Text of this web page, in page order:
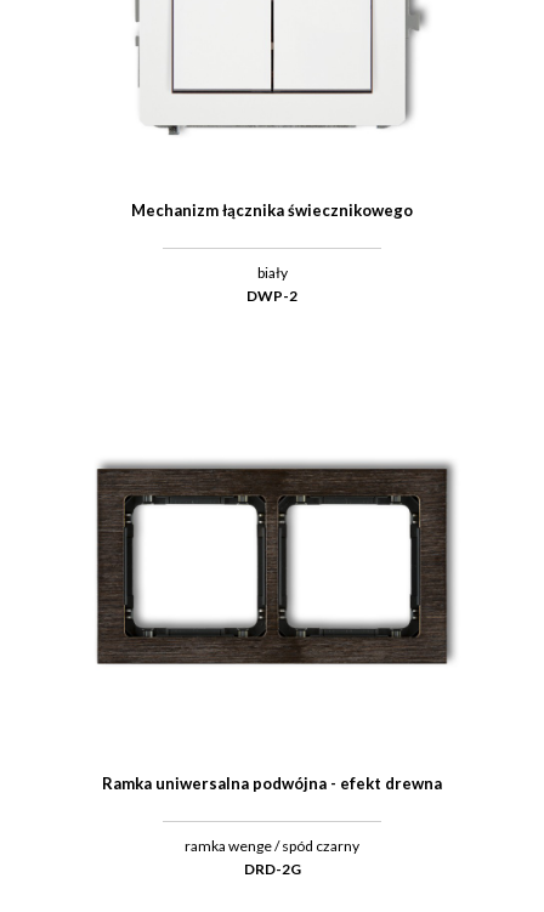
Mechanizm łącznika świecznikowego
biały
DWP-2
Ramka uniwersalna podwójna - efekt drewna
ramka wenge / spód czarny
DRD-2G